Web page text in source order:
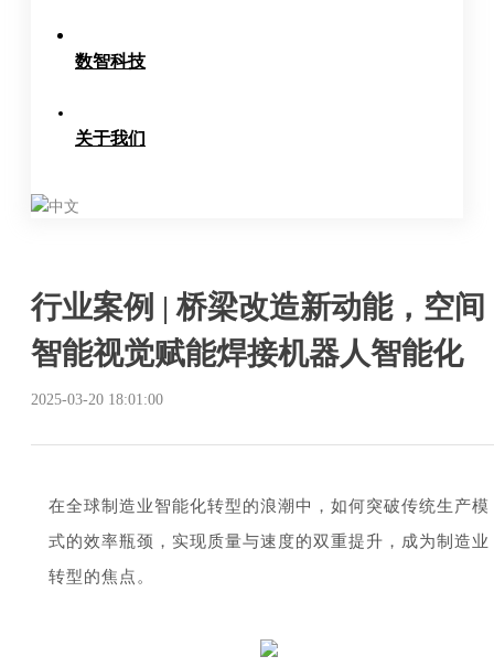
数智科技
关于我们
中文
行业案例 | 桥梁改造新动能，空间
智能视觉赋能焊接机器人智能化
2025-03-20 18:01:00
在全球制造业智能化转型的浪潮中，如何突破传统生产模
式的效率瓶颈，实现质量与速度的双重提升，成为制造业
转型的焦点。